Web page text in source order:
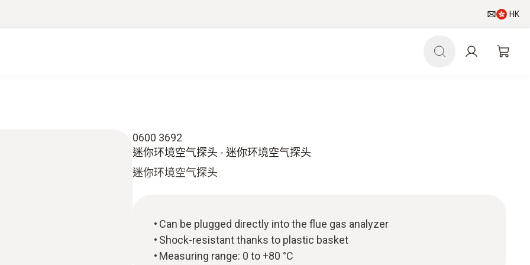
HK
0600 3692
迷你环境空气探头 - 迷你环境空气探头
迷你环境空气探头
Can be plugged directly into the flue gas analyzer
Shock-resistant thanks to plastic basket
Measuring range: 0 to +80 °C